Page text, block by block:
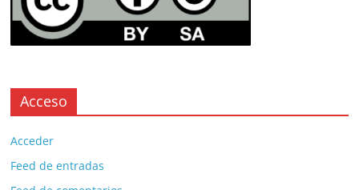
Acceso
Acceder
Feed de entradas